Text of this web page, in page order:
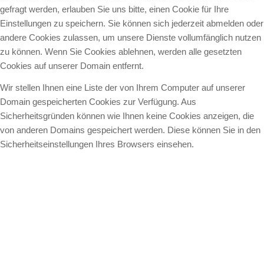
gefragt werden, erlauben Sie uns bitte, einen Cookie für Ihre
Einstellungen zu speichern. Sie können sich jederzeit abmelden oder
andere Cookies zulassen, um unsere Dienste vollumfänglich nutzen
zu können. Wenn Sie Cookies ablehnen, werden alle gesetzten
Cookies auf unserer Domain entfernt.
Wir stellen Ihnen eine Liste der von Ihrem Computer auf unserer
Domain gespeicherten Cookies zur Verfügung. Aus
Sicherheitsgründen können wie Ihnen keine Cookies anzeigen, die
von anderen Domains gespeichert werden. Diese können Sie in den
Sicherheitseinstellungen Ihres Browsers einsehen.